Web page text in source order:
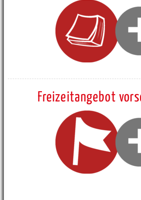
Freizeitangebot